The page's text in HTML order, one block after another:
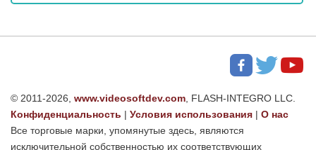
© 2011-2026, www.videosoftdev.com , FLASH-INTEGRO LLC.
Конфиденциальность | Условия использования | О нас
Все торговые марки, упомянутые здесь, являются
исключительной собственностью их соответствующих